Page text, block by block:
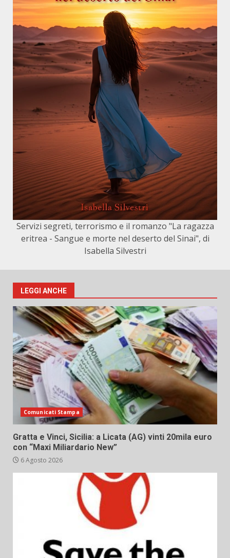
Servizi segreti, terrorismo e il romanzo "La ragazza
eritrea - Sangue e morte nel deserto del Sinai", di
Isabella Silvestri
LEGGI ANCHE
Comunicati Stampa
Gratta e Vinci, Sicilia: a Licata (AG) vinti 20mila euro
con “Maxi Miliardario New”
6 Agosto 2026